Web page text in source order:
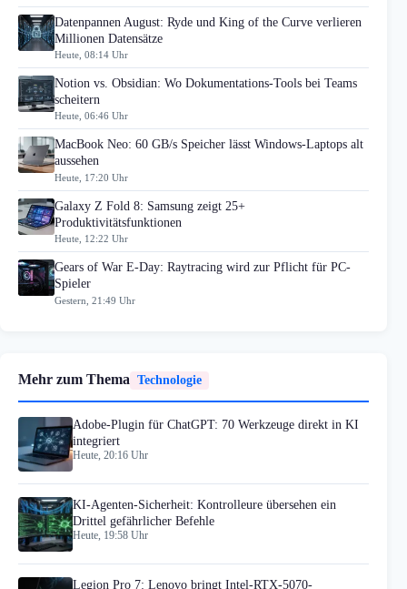
Datenpannen August: Ryde und King of the Curve verlieren
Millionen Datensätze
Heute, 08:14 Uhr
Notion vs. Obsidian: Wo Dokumentations-Tools bei Teams
scheitern
Heute, 06:46 Uhr
MacBook Neo: 60 GB/s Speicher lässt Windows-Laptops alt
aussehen
Heute, 17:20 Uhr
Galaxy Z Fold 8: Samsung zeigt 25+
Produktivitätsfunktionen
Heute, 12:22 Uhr
Gears of War E-Day: Raytracing wird zur Pflicht für PC-
Spieler
Gestern, 21:49 Uhr
Mehr zum Thema Technologie
Adobe-Plugin für ChatGPT: 70 Werkzeuge direkt in KI
integriert
Heute, 20:16 Uhr
KI-Agenten-Sicherheit: Kontrolleure übersehen ein
Drittel gefährlicher Befehle
Heute, 19:58 Uhr
Legion Pro 7: Lenovo bringt Intel-RTX-5070-